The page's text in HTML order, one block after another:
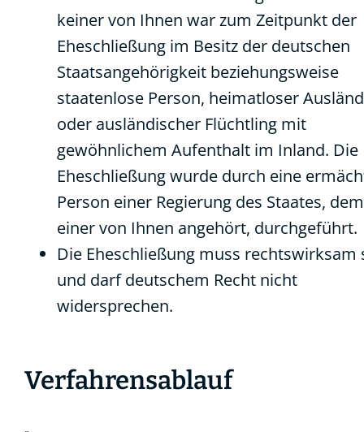
keiner von Ihnen war zum Zeitpunkt der
Eheschließung im Besitz der deutschen
Staatsangehörigkeit beziehungsweise
staatenlose Person, heimatloser
oder ausländischer Flüchtling mit
gewöhnlichem Aufenthalt im Inland. Die
Eheschließung wurde durch eine
Person einer Regierung des Staates, dem
einer von Ihnen angehört, durchgeführt.
Die Eheschließung muss rechtswirksam
und darf deutschem Recht nicht
widersprechen.
Verfahrensablauf